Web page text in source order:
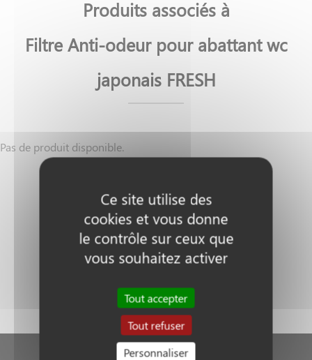
Produits associés à
Filtre Anti-odeur pour abattant wc
japonais FRESH
Pas de produit disponible.
Nos clients témoignent
Avis recueillis sur Google My Business
Ce site utilise des
cookies et vous donne
le contrôle sur ceux que
vous souhaitez activer
Tout accepter
Tout refuser
Personnaliser